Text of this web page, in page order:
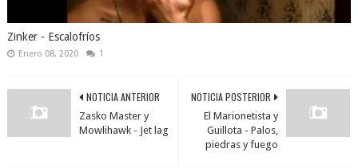
Zinker - Escalofríos
Enero 08, 2020 1
NOTICIA POSTERIOR
El Marionetista y
Guillota - Palos,
piedras y fuego
NOTICIA ANTERIOR
Zasko Master y
Mowlihawk - Jet lag